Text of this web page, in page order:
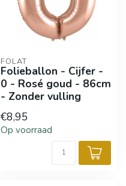
FOLAT
Folieballon - Cijfer -
0 - Rosé goud - 86cm
- Zonder vulling
€8,95
Op voorraad